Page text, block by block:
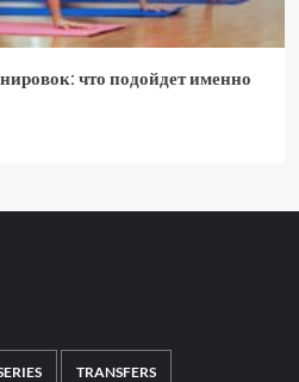
что подойдет именно
TRANSFERS